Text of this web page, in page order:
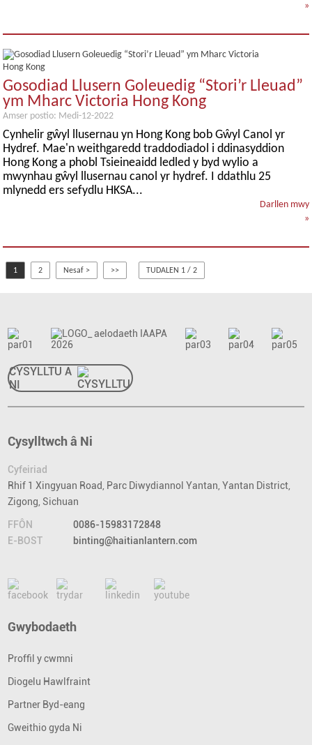
»
Gosodiad Llusern Goleuedig “Stori’r Lleuad”
ym Mharc Victoria Hong Kong
Amser postio: Medi-12-2022
Cynhelir gŵyl llusernau yn Hong Kong bob Gŵyl Canol yr
Hydref. Mae'n weithgaredd traddodiadol i ddinasyddion
Hong Kong a phobl Tsieineaidd ledled y byd wylio a
mwynhau gŵyl llusernau canol yr hydref. I ddathlu 25
mlynedd ers sefydlu HKSA...
Darllen mwy
»
1 2 Nesaf > >> TUDALEN 1 / 2
CYSYLLTU Â
NI
Cysylltwch â Ni
Cyfeiriad
Rhif 1 Xingyuan Road, Parc Diwydiannol Yantan, Yantan District,
Zigong, Sichuan
FFÔN
0086-15983172848
E-BOST
binting@haitianlantern.com
Gwybodaeth
Proffil y cwmni
Diogelu Hawlfraint
Partner Byd-eang
Gweithio gyda Ni